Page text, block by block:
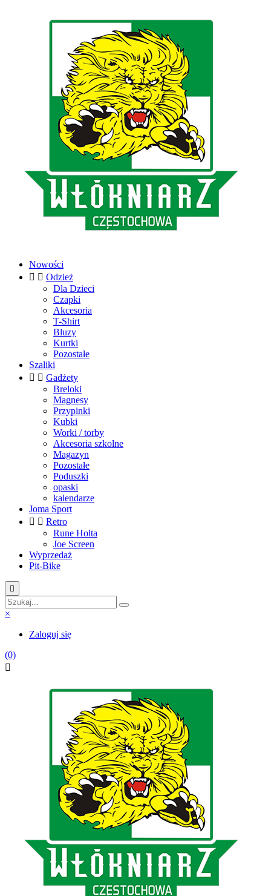
Nowości
  Odzież
Dla Dzieci
Czapki
Akcesoria
T-Shirt
Bluzy
Kurtki
Pozostałe
Szaliki
  Gadżety
Breloki
Magnesy
Przypinki
Kubki
Worki / torby
Akcesoria szkolne
Magazyn
Pozostałe
Poduszki
opaski
kalendarze
Joma Sport
  Retro
Rune Holta
Joe Screen
Wyprzedaż
Pit-Bike

×
Zaloguj się
(0)
